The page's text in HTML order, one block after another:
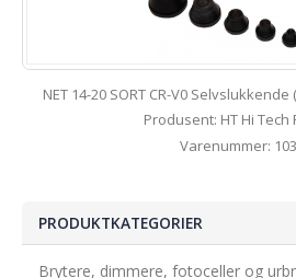
NET 14-20 SORT CR-V0 Selvslukkende
Produsent: HT Hi Tech
Varenummer:
PRODUKTKATEGORIER
Brytere, dimmere, fotoceller og